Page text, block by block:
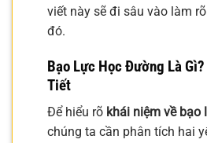
viết này sẽ đi sâu vào làm
đó.
Bạo Lực Học Đường Là
Tiết
Để hiểu rõ khái niệm về
chúng ta cần phân tích hai